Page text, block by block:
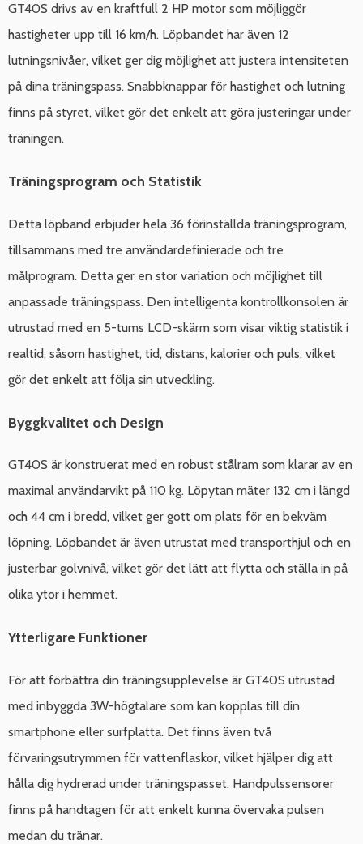
GT40S drivs av en kraftfull 2 HP motor som möjliggör
hastigheter upp till 16 km/h. Löpbandet har även 12
lutningsnivåer, vilket ger dig möjlighet att justera intensiteten
på dina träningspass. Snabbknappar för hastighet och lutning
finns på styret, vilket gör det enkelt att göra justeringar under
träningen.
Träningsprogram och Statistik
Detta löpband erbjuder hela 36 förinställda träningsprogram,
tillsammans med tre användardefinierade och tre
målprogram. Detta ger en stor variation och möjlighet till
anpassade träningspass. Den intelligenta kontrollkonsolen är
utrustad med en 5-tums LCD-skärm som visar viktig statistik i
realtid, såsom hastighet, tid, distans, kalorier och puls, vilket
gör det enkelt att följa sin utveckling.
Byggkvalitet och Design
GT40S är konstruerat med en robust stålram som klarar av en
maximal användarvikt på 110 kg. Löpytan mäter 132 cm i längd
och 44 cm i bredd, vilket ger gott om plats för en bekväm
löpning. Löpbandet är även utrustat med transporthjul och en
justerbar golvnivå, vilket gör det lätt att flytta och ställa in på
olika ytor i hemmet.
Ytterligare Funktioner
För att förbättra din träningsupplevelse är GT40S utrustad
med inbyggda 3W-högtalare som kan kopplas till din
smartphone eller surfplatta. Det finns även två
förvaringsutrymmen för vattenflaskor, vilket hjälper dig att
hålla dig hydrerad under träningspasset. Handpulssensorer
finns på handtagen för att enkelt kunna övervaka pulsen
medan du tränar.